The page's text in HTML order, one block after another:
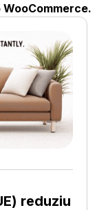
reduziu